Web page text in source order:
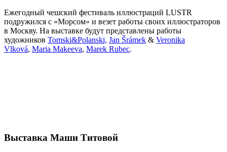
Ежегодный чешский фестиваль иллюстраций LUSTR
подружился с «Морсом» и везет работы своих иллюстраторов
в Москву. На выставке будут представлены работы
художников Tomski&Polanski, Jan Šrámek & Veronika
Vlková, Maria Makeeva, Marek Rubec.
Выставка Маши Титовой